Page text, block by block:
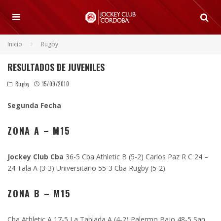
Inicio Rugby
RESULTADOS DE JUVENILES
Rugby 15/09/2010
Segunda Fecha
ZONA A – M15
Jockey Club Cba 36-5 Cba Athletic B (5-2) Carlos Paz R C 24 –
24 Tala A (3-3) Universitario 55-3 Cba Rugby (5-2)
ZONA B – M15